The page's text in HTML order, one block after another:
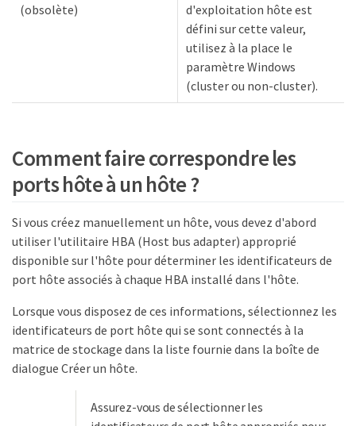
(obsolète)
d'exploitation hôte est
défini sur cette valeur,
utilisez à la place le
paramètre Windows
(cluster ou non-cluster).
Comment faire correspondre les
ports hôte à un hôte ?
Si vous créez manuellement un hôte, vous devez d'abord
utiliser l'utilitaire HBA (Host bus adapter) approprié
disponible sur l'hôte pour déterminer les identificateurs de
port hôte associés à chaque HBA installé dans l'hôte.
Lorsque vous disposez de ces informations, sélectionnez les
identificateurs de port hôte qui se sont connectés à la
matrice de stockage dans la liste fournie dans la boîte de
dialogue Créer un hôte.
Assurez-vous de sélectionner les